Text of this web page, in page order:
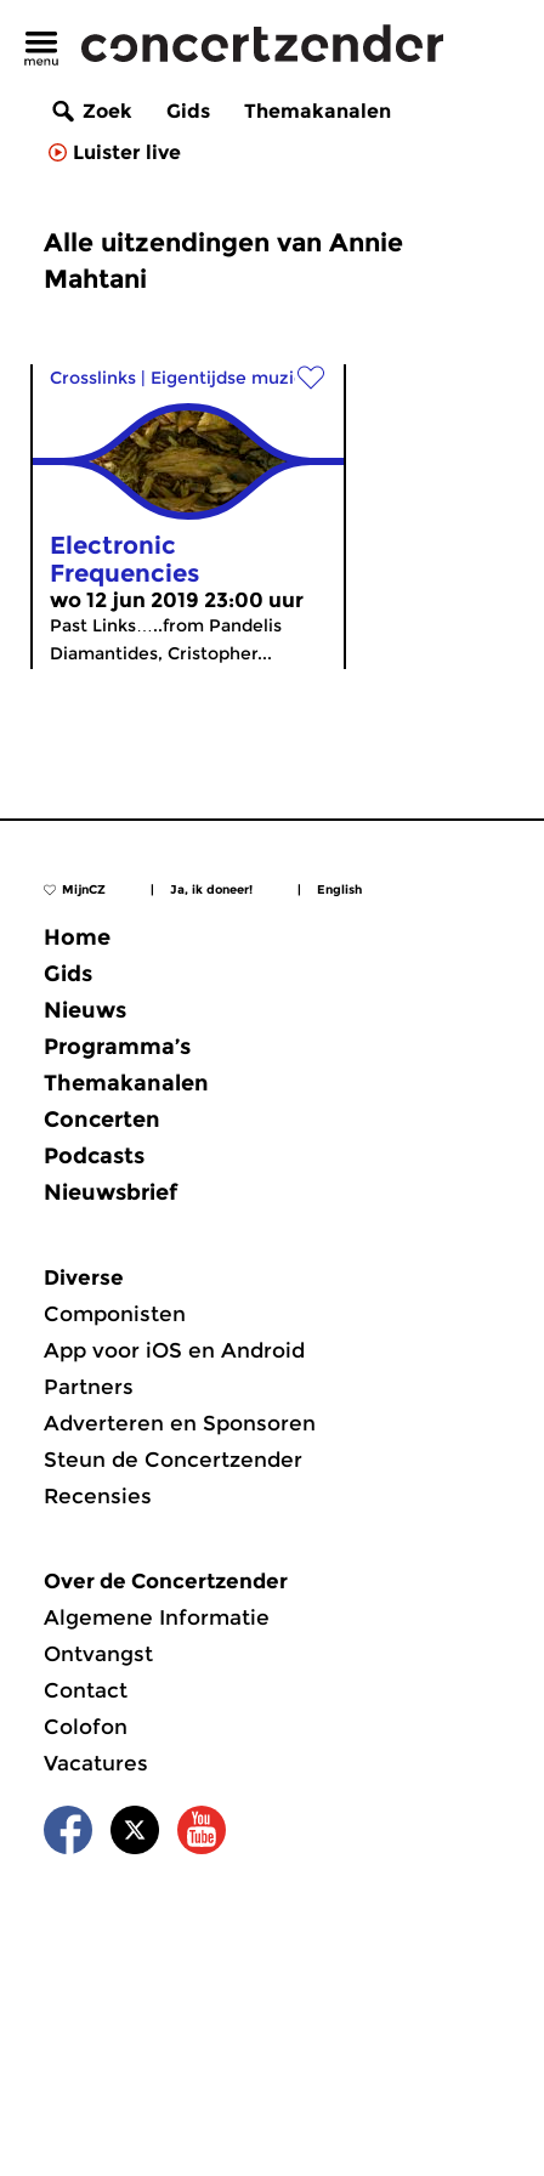
Zoek Gids
Themakanalen
Luister live
Alle uitzendingen van Annie
Mahtani
Crosslinks | Eigentijdse muziek
Electronic
Frequencies
wo 12 jun 2019 23:00 uur
Past Links…..from Pandelis
Diamantides, Cristopher...
MijnCZ | Ja, ik doneer! | English
Home
Gids
Nieuws
Programma’s
Themakanalen
Concerten
Podcasts
Nieuwsbrief
Diverse
Componisten
App voor iOS en Android
Partners
Adverteren en Sponsoren
Steun de Concertzender
Recensies
Over de Concertzender
Algemene Informatie
Ontvangst
Contact
Colofon
Vacatures